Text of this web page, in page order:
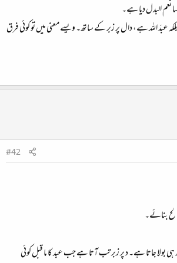
نعم البدل دیا ہے۔
عبدَ اللہ ہے، دال پر زبر کے ساتھ۔ ویسے معنی میں تو کوئی فرق
#42
بنائے۔
ہی بولا جاتا ہے۔ د پر زبر تب آتا ہے جب عبد کا ما قبل کوئی